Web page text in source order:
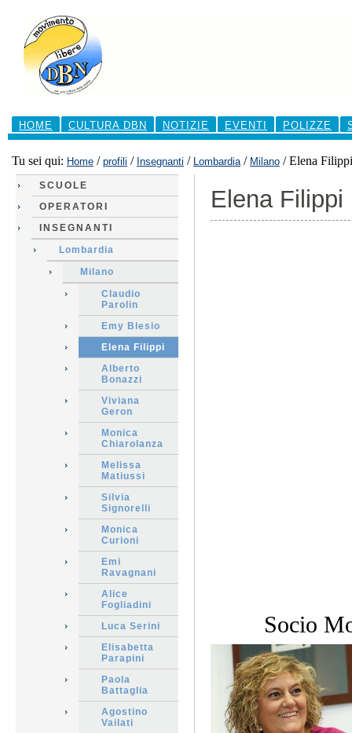
contenuti.
navigazione
Sezioni
HOME
CULTURA DBN NOTIZIE EVENTI POLIZZE
Tu sei qui: Home / profili / Insegnanti / Lombardia / Milano /Elena Filippi
SCUOLE
OPERATORI
INSEGNANTI
Lombardia
Milano
Claudio
Parolin
Emy Blesio
Elena Filippi
Alberto
Bonazzi
Viviana
Geron
Monica
Chiarolanza
Melissa
Matiussi
Silvia
Signorelli
Monica
Curioni
Emi
Ravagnani
Alice
Fogliadini
Luca Serini
Elisabetta
Parapini
Paola
Battaglia
Agostino
Vailati
Elena Filippi
Socio